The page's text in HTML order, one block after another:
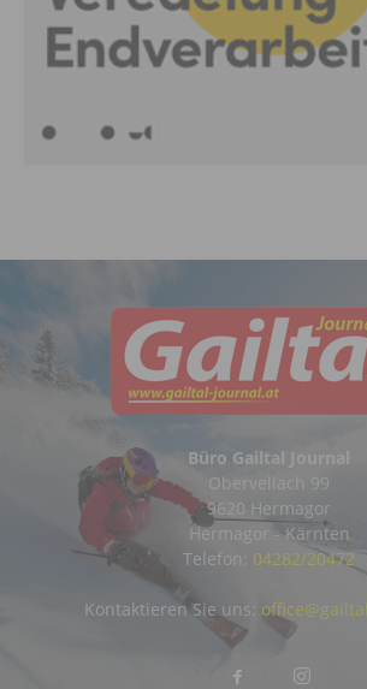
Büro Gailtal Journal
Obervellach 99
9620 Hermagor
Hermagor - Kärnten
Telefon: 04282/20472
Kontaktieren Sie uns: